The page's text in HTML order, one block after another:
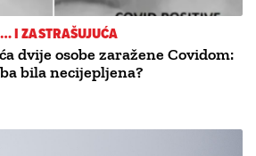
I ZASTRAŠUJUĆA
dvije osobe zaražene Covidom:
bila necijepljena?